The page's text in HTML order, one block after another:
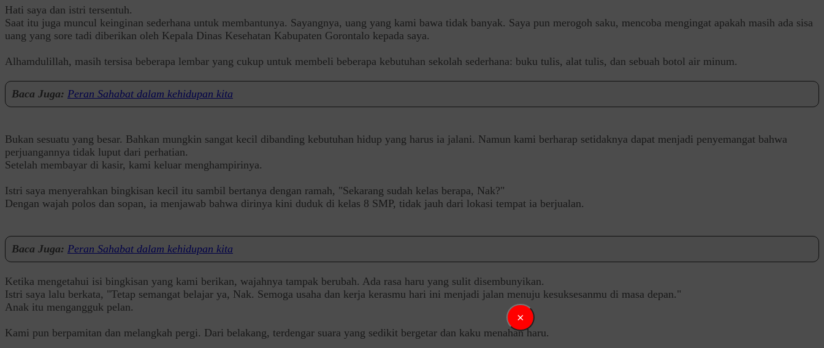
×
‎Hati saya dan istri tersentuh.
‎Saat itu juga muncul keinginan sederhana untuk membantunya. Sayangnya, uang yang kami bawa tidak banyak. Saya pun merogoh saku, mencoba mengingat apakah masih ada sisa
uang yang sore tadi diberikan oleh Kepala Dinas Kesehatan Kabupaten Gorontalo kepada saya.
‎Alhamdulillah, masih tersisa beberapa lembar yang cukup untuk membeli beberapa kebutuhan sekolah sederhana: buku tulis, alat tulis, dan sebuah botol air minum.
Baca Juga: Peran Sahabat dalam kehidupan kita
‎Bukan sesuatu yang besar. Bahkan mungkin sangat kecil dibanding kebutuhan hidup yang harus ia jalani. Namun kami berharap setidaknya dapat menjadi penyemangat bahwa
perjuangannya tidak luput dari perhatian.
‎Setelah membayar di kasir, kami keluar menghampirinya.
‎Istri saya menyerahkan bingkisan kecil itu sambil bertanya dengan ramah, "Sekarang sudah kelas berapa, Nak?"
‎Dengan wajah polos dan sopan, ia menjawab bahwa dirinya kini duduk di kelas 8 SMP, tidak jauh dari lokasi tempat ia berjualan.
Baca Juga: Peran Sahabat dalam kehidupan kita
‎Ketika mengetahui isi bingkisan yang kami berikan, wajahnya tampak berubah. Ada rasa haru yang sulit disembunyikan.
‎Istri saya lalu berkata, "Tetap semangat belajar ya, Nak. Semoga usaha dan kerja kerasmu hari ini menjadi jalan menuju kesuksesanmu di masa depan."
‎Anak itu mengangguk pelan.
‎Kami pun berpamitan dan melangkah pergi. Dari belakang, terdengar suara yang sedikit bergetar dan kaku menahan haru.